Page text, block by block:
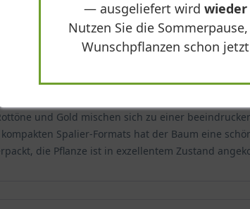
'Hochstamm-Spalier' H:160 B:160
und Gold mischen sich zu einer
Spalier-Formats hat der Baum eine
die Pflanze ist in exzellentem Zustand
— ausgeliefert wird wieder
Nutzen Sie die
Wunschpflanzen schon